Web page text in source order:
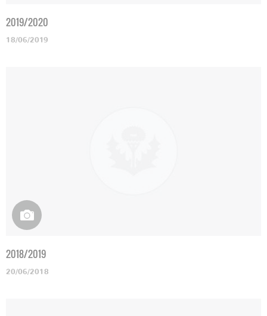
2019/2020
18/06/2019
2018/2019
20/06/2018